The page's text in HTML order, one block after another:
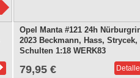
Opel Manta #121 24h
2023 Beckmann, Hass, Strycek,
Schulten 1:18 WERK83
79,95 €